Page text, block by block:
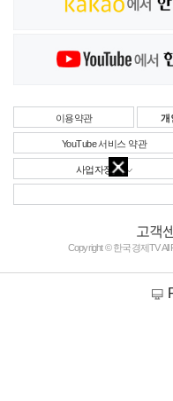
이용약관 개
YouTube 서비스 약관
사업자정보
고객
Copyright © 한국경제TV All